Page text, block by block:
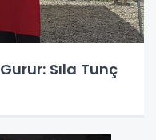
Sıla Tunç